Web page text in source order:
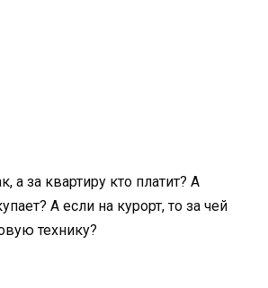
а за квартиру кто платит? А
А если на курорт, то за чей
технику?